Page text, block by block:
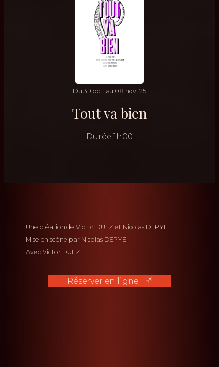
Du 30 oct. au 08 nov. 25
Tout va bien
Durée 1h00
Une création de Victor DUEZ
Nicolas DEPYE
Mise en scène par Nicolas DEPYE
Avec Victor DUEZ
Réserver en ligne